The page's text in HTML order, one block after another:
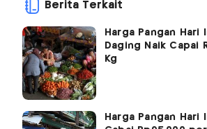
Berita Terkait
Harga Pangan Hari
Daging Naik Capai
Kg
Harga Pangan Hari